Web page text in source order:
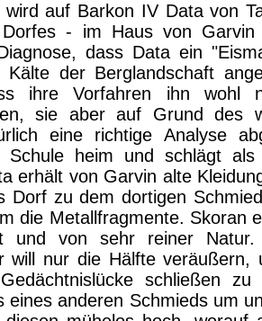
wird auf Barkon IV Data von
- im Haus von Garvin
dass Data ein
der Berglandschaft
ihre Vorfahren ihn wohl
sie aber auf Grund des
eine richtige Analyse
Schule heim und schlägt
erhält von Garvin alte
Dorf zu dem dortigen
die Metallfragmente. Skoran
und von sehr reiner
will nur die Hälfte veräußern,
schließen zu
eines anderen Schmieds um